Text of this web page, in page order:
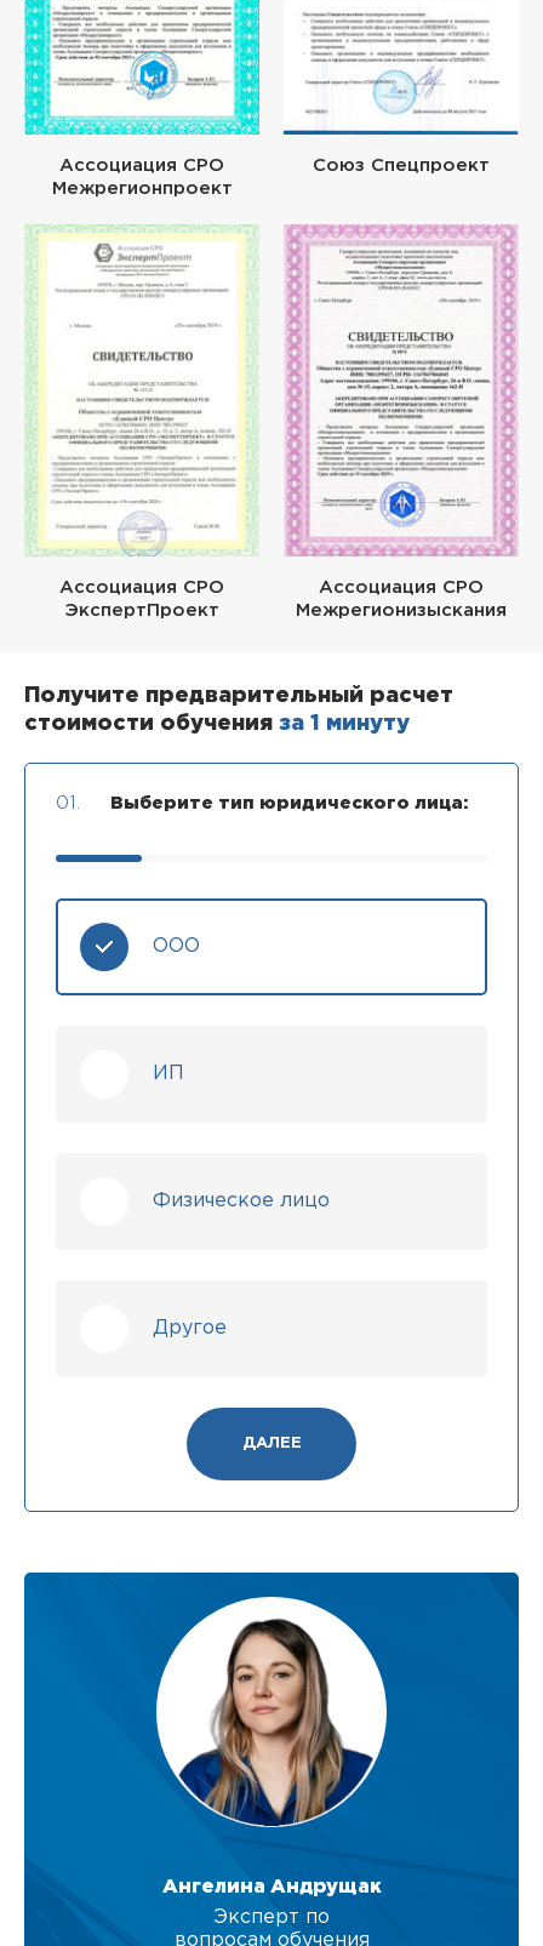
Ассоциация СРО
Межрегионпроект
Союз Спецпроект
Ассоциация СРО
ЭкспертПроект
Ассоциация СРО
Межрегионизыскания
Получите предварительный расчет
стоимости обучения за 1 минуту
01. Выберите тип юридического лица:
ООО
ИП
Физическое лицо
Другое
ДАЛЕЕ
Ангелина Андрущак
Эксперт по
вопросам обучения